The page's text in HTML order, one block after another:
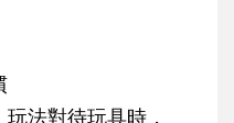
法對待玩具時，